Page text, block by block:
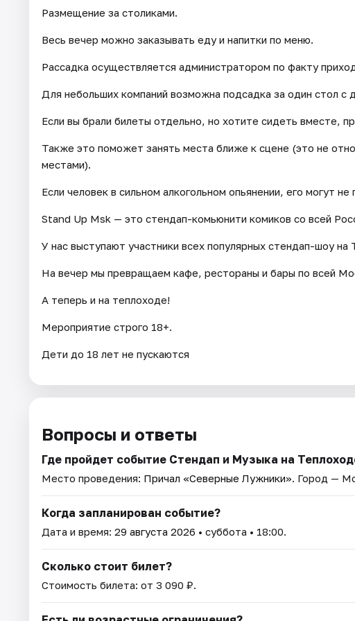
Размещение за столиками.
Весь вечер можно заказывать еду и напитки по меню.
Рассадка осуществляется администратором по факту
Для небольших компаний возможна подсадка за один стол с
Если вы брали билеты отдельно, но хотите сидеть вместе,
Также это поможет занять места ближе к сцене (это не
местами).
Если человек в сильном алкогольном опьянении, его могут не
Stand Up Msk — это стендап-комьюнити комиков со всей
У нас выступают участники всех популярных стендап-шоу на
На вечер мы превращаем кафе, рестораны и бары по всей
А теперь и на теплоходе!
Мероприятие строго 18+.
Дети до 18 лет не пускаются
Вопросы и ответы
Где пройдет событие Стендап и Музыка на
Место проведения: Причал «Северные Лужники». Город —
Когда запланирован событие?
Дата и время: 29 августа 2026 • суббота • 18:00.
Сколько стоит билет?
Стоимость билета: от 3 090 ₽.